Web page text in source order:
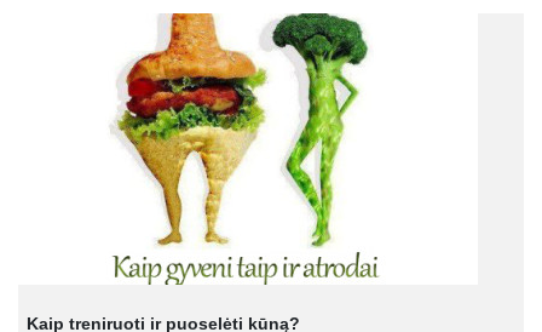
Kaip treniruoti ir puoselėti kūną?